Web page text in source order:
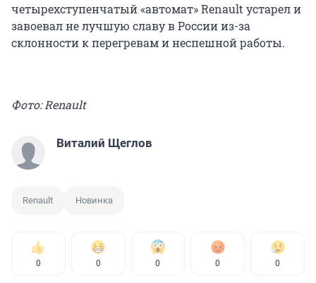
четырехступенчатый «автомат» Renault устарел и
завоевал не лучшую славу в России из-за
склонности к перегревам и неспешной работы.
Фото: Renault
Виталий Щеглов
Renault Новинка
0 0 0 0 0